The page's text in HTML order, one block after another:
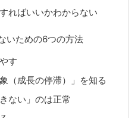
ればいいかわからない
いための6つの方法
す
（成長の停滞）」を知る
ない」のは正常